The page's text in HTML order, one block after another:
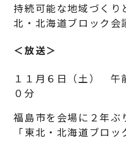
持続可能な地域づく
北・北海道ブロック会
＜放送＞
１１月６日（土） 午
０分
福島市を会場に２年ぶ
「東北・北海道ブロ